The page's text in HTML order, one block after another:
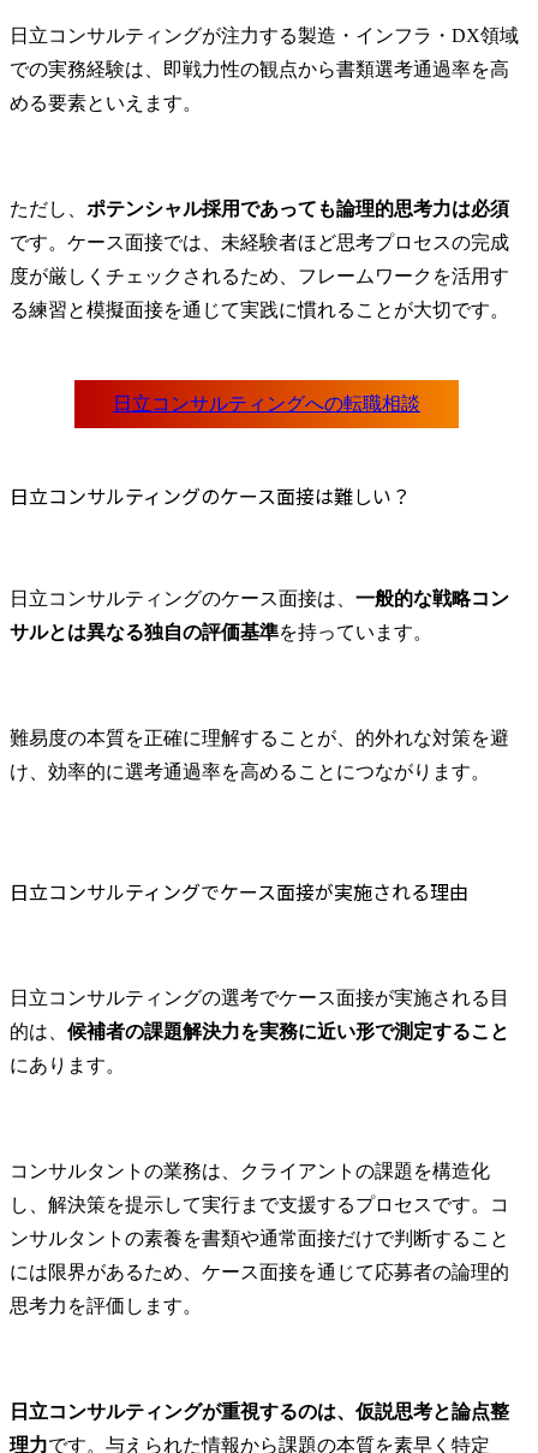
日立コンサルティングが注力する製造・インフラ・DX領域
での実務経験は、即戦力性の観点から書類選考通過率を高
める要素といえます。
ただし、 ポテンシャル採用であっても論理的思考力は必須
です。ケース面接では、未経験者ほど思考プロセスの完成
度が厳しくチェックされるため、フレームワークを活用す
る練習と模擬面接を通じて実践に慣れることが大切です。
日立コンサルティングのケース面接は難しい？
日立コンサルティングのケース面接は、 一般的な戦略コン
サルとは異なる独自の評価基準を持っています。
難易度の本質を正確に理解することが、的外れな対策を避
け、効率的に選考通過率を高めることにつながります。
日立コンサルティングでケース面接が実施される理由
日立コンサルティングの選考でケース面接が実施される目
的は、 候補者の課題解決力を実務に近い形で測定すること
にあります。
コンサルタントの業務は、クライアントの課題を構造化
し、解決策を提示して実行まで支援するプロセスです。コ
ンサルタントの素養を書類や通常面接だけで判断すること
には限界があるため、ケース面接を通じて応募者の論理的
思考力を評価します。
日立コンサルティングが重視するのは、仮説思考と論点整
理力です。与えられた情報から課題の本質を素早く特定